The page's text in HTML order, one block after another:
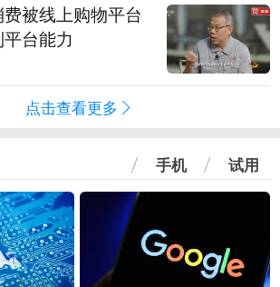
被线上购物平台
台能力
点击查看更多
手机 试用